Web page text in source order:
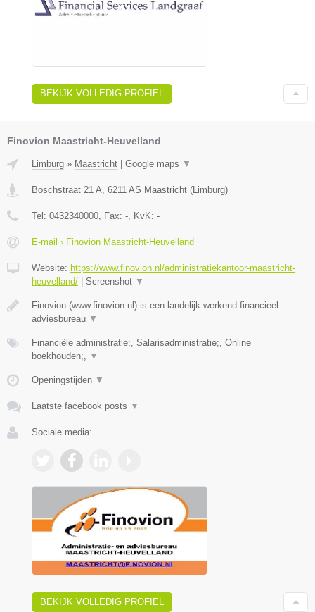
BEKIJK VOLLEDIG PROFIEL
Finovion Maastricht-Heuvelland
Limburg » Maastricht Google maps ▼
Boschstraat 21 A, 6211 AS Maastricht (Limburg)
Tel: 0432340000, Fax: -, KvK: -
E-mail › Finovion Maastricht-Heuvelland
Website: https://www.finovion.nl/administratiekantoor-maastricht-
heuvelland/
Screenshot ▼
Finovion (www.finovion.nl) is een landelijk werkend financieel
adviesbureau ▼
Financiële administratie;, Salarisadministratie;, Online
boekhouden;, ▼
Openingstijden ▼
Laatste facebook posts ▼
Sociale media:
BEKIJK VOLLEDIG PROFIEL